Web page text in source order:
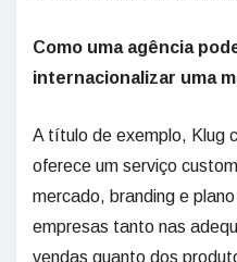
Como uma agência
internacionalizar uma
A título de exemplo, Klug
oferece um serviço
mercado, branding e
empresas tanto nas
vendas quanto dos